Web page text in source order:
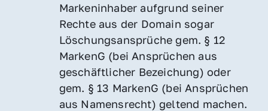
Markeninhaber aufgrund seiner
Rechte aus der Domain sogar
Löschungsansprüche gem. § 12
MarkenG (bei Ansprüchen aus
geschäftlicher Bezeichung) oder
gem. § 13 MarkenG (bei Ansprüchen
aus Namensrecht) geltend machen.